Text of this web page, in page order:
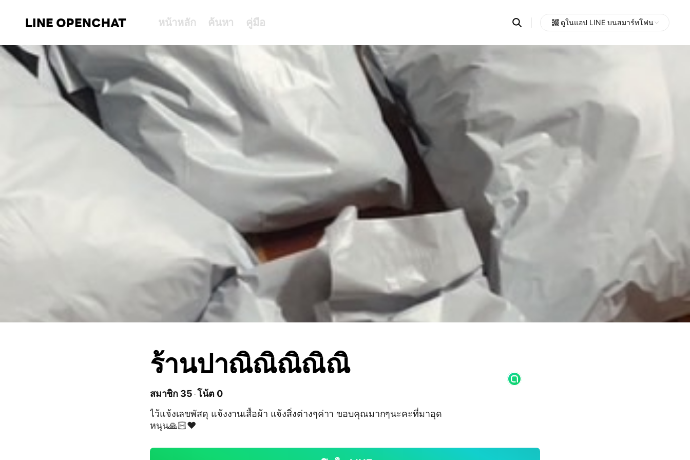
LINE OPENCHAT หน้าหลัก ค้นหา คู่มือ Search
OpenChats
messages
search
ดูในแอป LINE บนสมาร์ทโฟน
ร้านปาณิณิณิณิณิ
สมาชิก 35 โน้ต 0
ไว้แจ้งเลขพัสดุ แจ้งงานเสื้อผ้า แจ้งสิ่งต่างๆค่าา ขอบคุณมากๆนะคะที่มาอุด
หนุน🙏🏻❤️